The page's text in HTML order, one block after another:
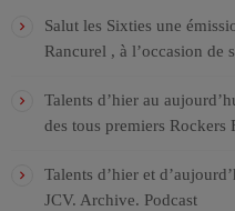
Salut les Sixties une
Rancurel , à l’occasion de
Talents d’hier au
des tous premiers Rockers
Talents d’hier et
JCV. Archive. Podcast